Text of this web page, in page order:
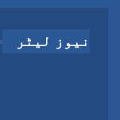
نیوز لیٹر